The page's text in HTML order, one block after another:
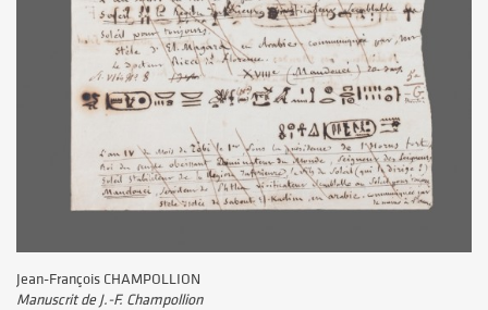
Jean-François CHAMPOLLION
Manuscrit de J.-F. Champollion